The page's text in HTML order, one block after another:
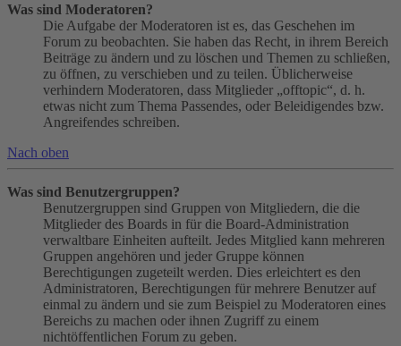
Was sind Moderatoren?
Die Aufgabe der Moderatoren ist es, das Geschehen im
Forum zu beobachten. Sie haben das Recht, in ihrem Bereich
Beiträge zu ändern und zu löschen und Themen zu schließen,
zu öffnen, zu verschieben und zu teilen. Üblicherweise
verhindern Moderatoren, dass Mitglieder „offtopic“, d. h.
etwas nicht zum Thema Passendes, oder Beleidigendes bzw.
Angreifendes schreiben.
Nach oben
Was sind Benutzergruppen?
Benutzergruppen sind Gruppen von Mitgliedern, die die
Mitglieder des Boards in für die Board-Administration
verwaltbare Einheiten aufteilt. Jedes Mitglied kann mehreren
Gruppen angehören und jeder Gruppe können
Berechtigungen zugeteilt werden. Dies erleichtert es den
Administratoren, Berechtigungen für mehrere Benutzer auf
einmal zu ändern und sie zum Beispiel zu Moderatoren eines
Bereichs zu machen oder ihnen Zugriff zu einem
nichtöffentlichen Forum zu geben.